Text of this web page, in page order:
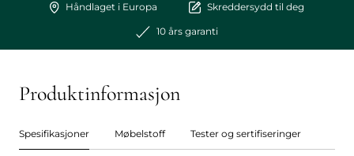
Håndlaget i Europa Skreddersydd til deg
10 års garanti
Produktinformasjon
Spesifikasjoner Møbelstoff Tester og sertifiseringer